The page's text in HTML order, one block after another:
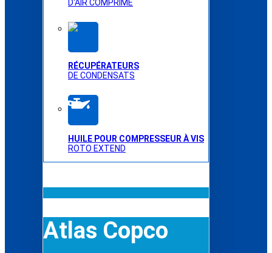
D'AIR COMPRIMÉ
RÉCUPÉRATEURS
DE CONDENSATS
HUILE POUR COMPRESSEUR À VIS
ROTO EXTEND
Atlas Copco